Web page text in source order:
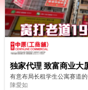
独家代理 致富商业大
陳愛如